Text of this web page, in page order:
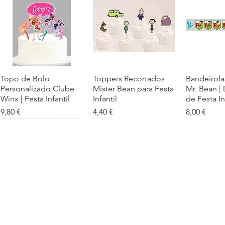
Visualização rápida
Topo de Bolo
Personalizado Clube
Winx | Festa Infantil
Preço
9,80 €
Visualização rápida
Toppers Recortados
Mister Bean para Festa
Infantil
Preço
4,40 €
Mr. Bean |
de Festa
Preço
8,00 €